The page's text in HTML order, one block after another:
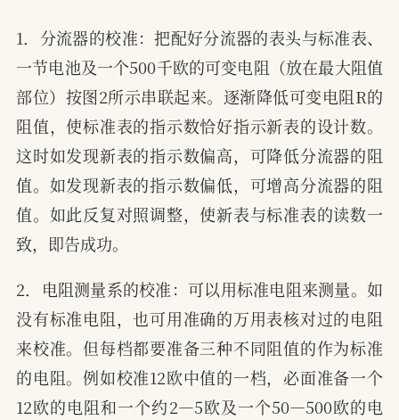
1．分流器的校准：把配好分流器的表头与标准表、
一节电池及一个500千欧的可变电阻（放在最大阻值
部位）按图2所示串联起来。逐渐降低可变电阻R的
阻值，使标准表的指示数恰好指示新表的设计数。
这时如发现新表的指示数偏高，可降低分流器的阻
值。如发现新表的指示数偏低，可增高分流器的阻
值。如此反复对照调整，使新表与标准表的读数一
致，即告成功。
2．电阻测量系的校准：可以用标准电阻来测量。如
没有标准电阻，也可用准确的万用表核对过的电阻
来校准。但每档都要准备三种不同阻值的作为标准
的电阻。例如校准12欧中值的一档，必面准备一个
12欧的电阻和一个约2—5欧及一个50—500欧的电